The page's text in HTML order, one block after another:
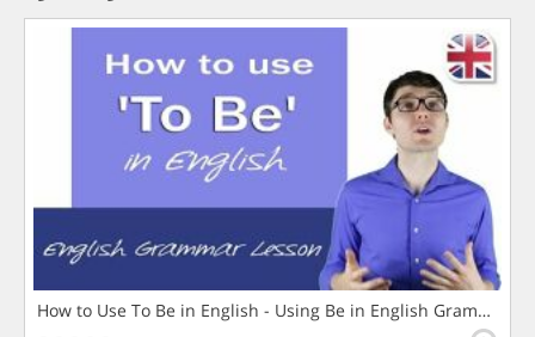
How to Use To Be in English - Using Be in English Grammar